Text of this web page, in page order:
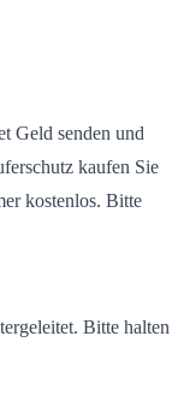
Geld senden und
kaufen Sie
kostenlos. Bitte
Bitte halten